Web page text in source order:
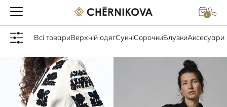
0
Головна Товари з "Товар Розмір" по тегу:
Всі товариВерхній одягСукніСорочкиБлузкиАксесуари